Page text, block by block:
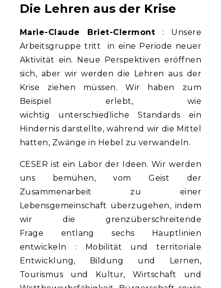
Die Lehren aus der Krise
Marie-Claude Briet-Clermont : Unsere
Arbeitsgruppe tritt in eine Periode neuer
Aktivität ein. Neue Perspektiven eröffnen
sich, aber wir werden die Lehren aus der
Krise ziehen müssen. Wir haben zum
Beispiel erlebt, wie
wichtig unterschiedliche Standards ein
Hindernis darstellte, während wir die Mittel
hatten, Zwänge in Hebel zu verwandeln.
CESER ist ein Labor der Ideen. Wir werden
uns bemühen, vom Geist der
Zusammenarbeit zu einer
Lebensgemeinschaft überzugehen, indem
wir die grenzüberschreitende
Frage entlang sechs Hauptlinien
entwickeln : Mobilität und territoriale
Entwicklung, Bildung und Lernen,
Tourismus und Kultur, Wirtschaft und